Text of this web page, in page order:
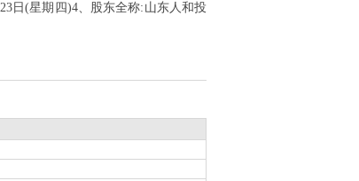
日(星期四)4、股东全称:山东人和投